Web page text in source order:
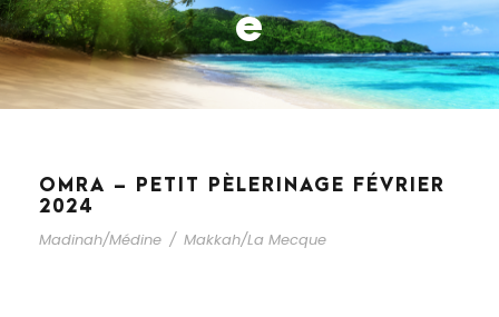
e
OMRA – PETIT PÈLERINAGE FÉVRIER
2024
Madinah/Médine / Makkah/La Mecque